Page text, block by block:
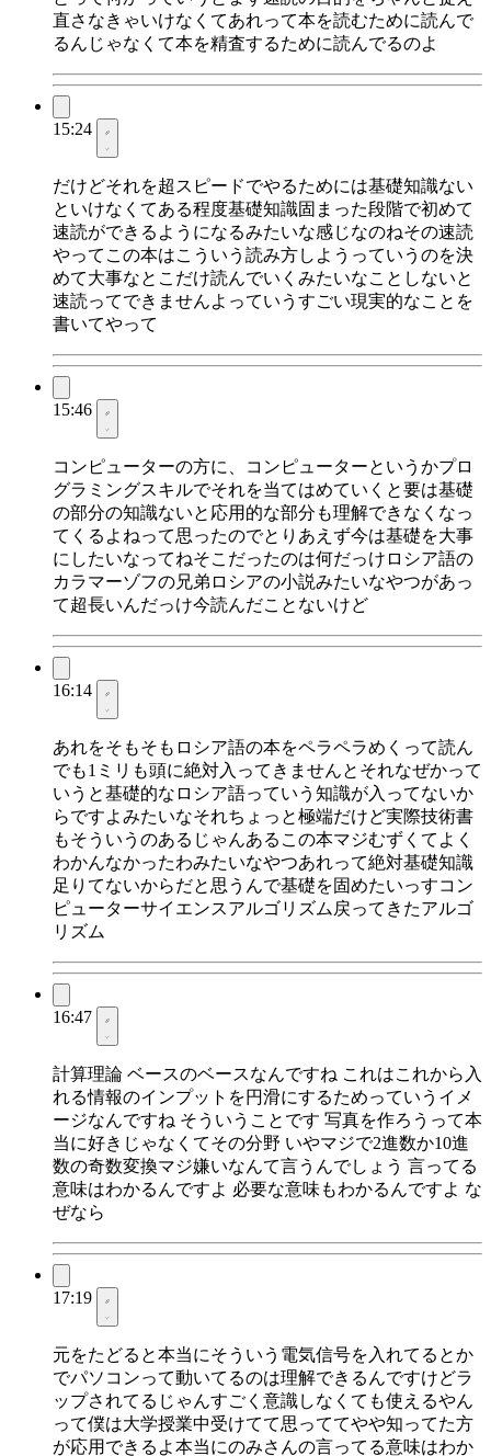
直さなきゃいけなくてあれって本を読むために読んで
るんじゃなくて本を精査するために読んでるのよ
15:24
だけどそれを超スピードでやるためには基礎知識ない
といけなくてある程度基礎知識固まった段階で初めて
速読ができるようになるみたいな感じなのねその速読
やってこの本はこういう読み方しようっていうのを決
めて大事なとこだけ読んでいくみたいなことしないと
速読ってできませんよっていうすごい現実的なことを
書いてやって
15:46
コンピューターの方に、コンピューターというかプロ
グラミングスキルでそれを当てはめていくと要は基礎
の部分の知識ないと応用的な部分も理解できなくなっ
てくるよねって思ったのでとりあえず今は基礎を大事
にしたいなってねそこだったのは何だっけロシア語の
カラマーゾフの兄弟ロシアの小説みたいなやつがあっ
て超長いんだっけ今読んだことないけど
16:14
あれをそもそもロシア語の本をペラペラめくって読ん
でも1ミリも頭に絶対入ってきませんとそれなぜかって
いうと基礎的なロシア語っていう知識が入ってないか
らですよみたいなそれちょっと極端だけど実際技術書
もそういうのあるじゃんあるこの本マジむずくてよく
わかんなかったわみたいなやつあれって絶対基礎知識
足りてないからだと思うんで基礎を固めたいっすコン
ピューターサイエンスアルゴリズム戻ってきたアルゴ
リズム
16:47
計算理論 ベースのベースなんですね これはこれから入
れる情報のインプットを円滑にするためっていうイメ
ージなんですね そういうことです 写真を作ろうって本
当に好きじゃなくてその分野 いやマジで2進数か10進
数の奇数変換マジ嫌いなんて言うんでしょう 言ってる
意味はわかるんですよ 必要な意味もわかるんですよ な
ぜなら
17:19
元をたどると本当にそういう電気信号を入れてるとか
でパソコンって動いてるのは理解できるんですけどラ
ップされてるじゃんすごく意識しなくても使えるやん
って僕は大学授業中受けてて思っててやや知ってた方
が応用できるよ本当にのみさんの言ってる意味はわか